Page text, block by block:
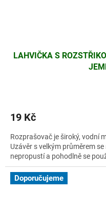
LAHVIČKA S
19 Kč
Rozprašovač je široký, vodní
Uzávěr s velkým průměrem
nepropustí a pohodlně se
Doporučujeme